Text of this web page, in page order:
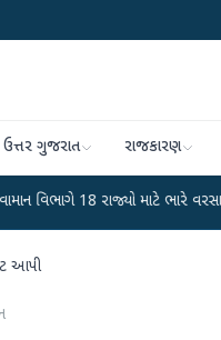
ઉત્તર ગુજરાત રાજકારણ
માટે ભારે વરસાદની ચેતવણી
આપી